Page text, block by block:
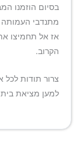
בסיום הוזמנו
מתנדבי
אז אל תחמיצו
הקרוב.
צרור תודות לכל
למען מציאת